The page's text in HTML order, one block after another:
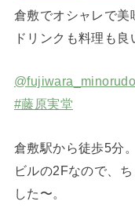
倉敷でオシャレで美
ドリンクも料理も
@fujiwara_minorudo
#藤原実堂
倉敷駅から徒歩5分。
ビルの2Fなので、
した〜。